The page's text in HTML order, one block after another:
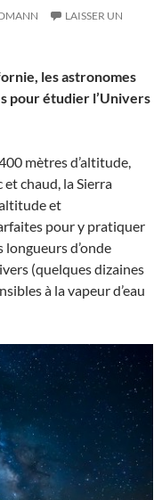
LAISSER UN
les astronomes
pour étudier l’Univers
mètres d’altitude,
chaud, la Sierra
et
pour y pratiquer
d’onde
(quelques dizaines
à la vapeur d’eau